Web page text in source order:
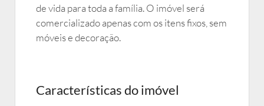
de vida para toda a família. O imóvel será
comercializado apenas com os itens fixos, sem
móveis e decoração.
Características do imóvel